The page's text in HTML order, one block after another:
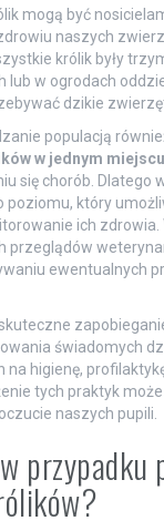
mogą być
naszych
królik były
lub w ogrodach
dzikie
populacją
w jednym miejscu
się chorób. Dlatego
poziomu, który
ich zdrowia.
przeglądów
ewentualnych
świadomych
na higienę,
tych praktyk
naszych pupili.
przypadku